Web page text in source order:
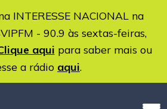
INTERESSE NACIONAL na
- 90.9 às sextas-feiras,
aqui para saber mais ou
a rádio aqui.